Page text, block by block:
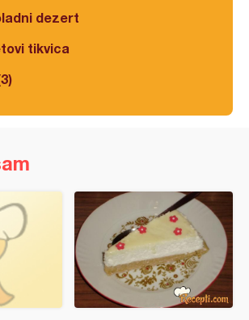
dezert
tikvica